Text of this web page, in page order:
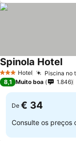
3 EstrelasHotel Piscina no
Spinola HotelVer
8,1 Muito boa 1.846
De € 34
Consulte os preços